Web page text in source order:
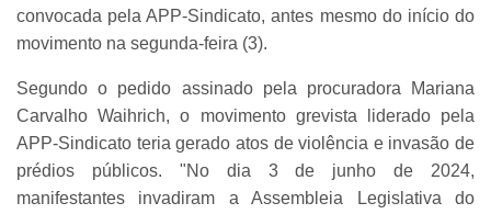
convocada pela APP-Sindicato, antes mesmo do início do
movimento na segunda-feira (3).
Segundo o pedido assinado pela procuradora Mariana
Carvalho Waihrich, o movimento grevista liderado pela
APP-Sindicato teria gerado atos de violência e invasão de
prédios públicos. "No dia 3 de junho de 2024,
manifestantes invadiram a Assembleia Legislativa do